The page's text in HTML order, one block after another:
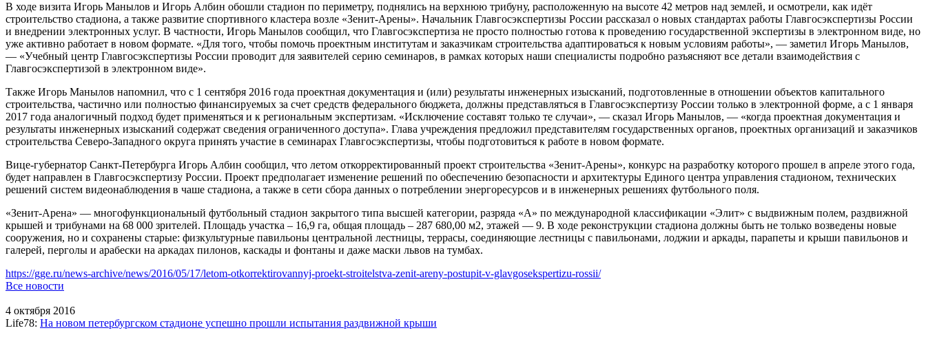
В ходе визита Игорь Манылов и Игорь Албин обошли стадион по периметру, поднялись на верхнюю трибуну, расположенную на высоте 42 метров над землей, и осмотрели, как идёт
строительство стадиона, а также развитие спортивного кластера возле «Зенит-Арены». Начальник Главгосэкспертизы России рассказал о новых стандартах работы Главгосэкспертизы России
и внедрении электронных услуг. В частности, Игорь Манылов сообщил, что Главгосэкспертиза не просто полностью готова к проведению государственной экспертизы в электронном виде, но
уже активно работает в новом формате. «Для того, чтобы помочь проектным институтам и заказчикам строительства адаптироваться к новым условиям работы», — заметил Игорь Манылов,
— «Учебный центр Главгосэкспертизы России проводит для заявителей серию семинаров, в рамках которых наши специалисты подробно разъясняют все детали взаимодействия с
Главгосэкспертизой в электронном виде».
Также Игорь Манылов напомнил, что с 1 сентября 2016 года проектная документация и (или) результаты инженерных изысканий, подготовленные в отношении объектов капитального
строительства, частично или полностью финансируемых за счет средств федерального бюджета, должны представляться в Главгосэкспертизу России только в электронной форме, а с 1 января
2017 года аналогичный подход будет применяться и к региональным экспертизам. «Исключение составят только те случаи», — сказал Игорь Манылов, — «когда проектная документация и
результаты инженерных изысканий содержат сведения ограниченного доступа». Глава учреждения предложил представителям государственных органов, проектных организаций и заказчиков
строительства Северо-Западного округа принять участие в семинарах Главгосэкспертизы, чтобы подготовиться к работе в новом формате.
Вице-губернатор Санкт-Петербурга Игорь Албин сообщил, что летом откорректированный проект строительства «Зенит-Арены», конкурс на разработку которого прошел в апреле этого года,
будет направлен в Главгосэкспертизу России. Проект предполагает изменение решений по обеспечению безопасности и архитектуры Единого центра управления стадионом, технических
решений систем видеонаблюдения в чаше стадиона, а также в сети сбора данных о потреблении энергоресурсов и в инженерных решениях футбольного поля.
«Зенит-Арена» — многофункциональный футбольный стадион закрытого типа высшей категории, разряда «А» по международной классификации «Элит» с выдвижным полем, раздвижной
крышей и трибунами на 68 000 зрителей. Площадь участка – 16,9 га, общая площадь – 287 680,00 м2, этажей — 9. В ходе реконструкции стадиона должны быть не только возведены новые
сооружения, но и сохранены старые: физкультурные павильоны центральной лестницы, террасы, соединяющие лестницы с павильонами, лоджии и аркады, парапеты и крыши павильонов и
галерей, перголы и арабески на аркадах пилонов, каскады и фонтаны и даже маски львов на тумбах.
https://gge.ru/news-archive/news/2016/05/17/letom-otkorrektirovannyj-proekt-stroitelstva-zenit-areny-postupit-v-glavgosekspertizu-rossii/
Все новости
4 октября 2016
Life78: На новом петербургском стадионе успешно прошли испытания раздвижной крыши